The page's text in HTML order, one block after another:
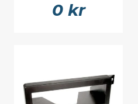
0 kr